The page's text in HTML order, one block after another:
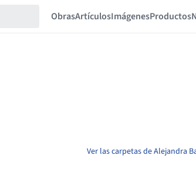
ObrasArtículosImágenesProductos
Ver las carpetas de Alejandra